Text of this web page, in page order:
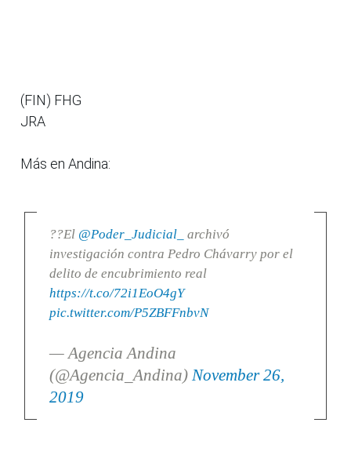
(FIN) FHG
JRA
Más en Andina:
??El @Poder_Judicial_
archivó
investigación contra Pedro Chávarry por el
delito de encubrimiento real
https://t.co/72i1EoO4gY
pic.twitter.com/P5ZBFFnbvN
— Agencia Andina
(@Agencia_Andina) November 26,
2019